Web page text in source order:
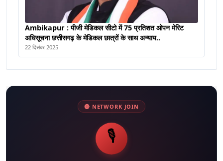
Ambikapur : पीजी मेडिकल सीटो में 75 प्रतिशत ओपन मेरिट
अधिसूचना छत्तीसगढ़ के मेडिकल छात्रों के साथ अन्याय..
22 दिसंबर 2025
🔴 NETWORK JOIN
🎙️